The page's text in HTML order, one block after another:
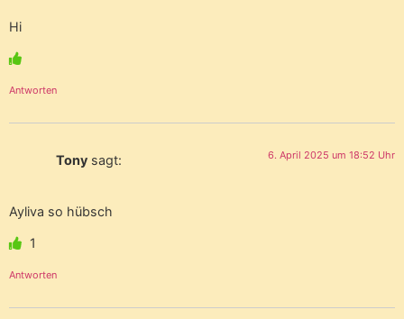
Hi
Antworten
Tony sagt: 6. April 2025 um 18:52 Uhr
Ayliva so hübsch
1
Antworten